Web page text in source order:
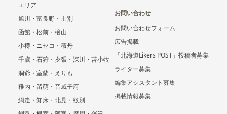
エリア
旭川・富良野・士別
函館・松前・檜山
小樽・ニセコ・積丹
千歳・石狩・夕張・深川・苫小牧
洞爺・室蘭・えりも
稚内・留萌・音威子府
網走・知床・北見・紋別
お問い合わせ
お問い合わせフォーム
広告掲載
「北海道Likers POST」投稿者募集
ライター募集
編集アシスタント募集
掲載情報募集